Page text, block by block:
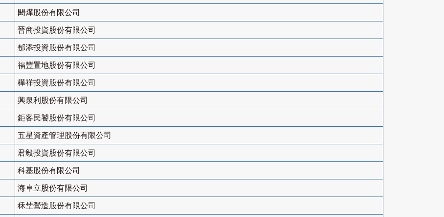
閎燁股份有限公司
晉商投資股份有限公司
郁添投資股份有限公司
福豐置地股份有限公司
樺祥投資股份有限公司
興泉利股份有限公司
鉅客民饕股份有限公司
五星資產管理股份有限公司
君毅投資股份有限公司
科基股份有限公司
海卓立股份有限公司
秝埜營造股份有限公司